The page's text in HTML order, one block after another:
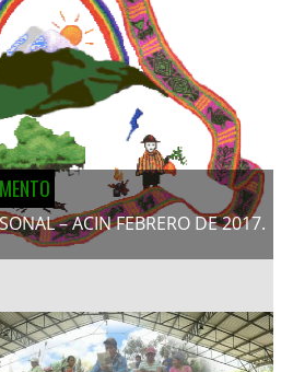
– ACIN FEBRERO DE 2017.